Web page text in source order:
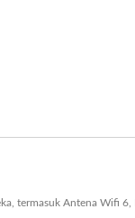
termasuk Antena Wifi